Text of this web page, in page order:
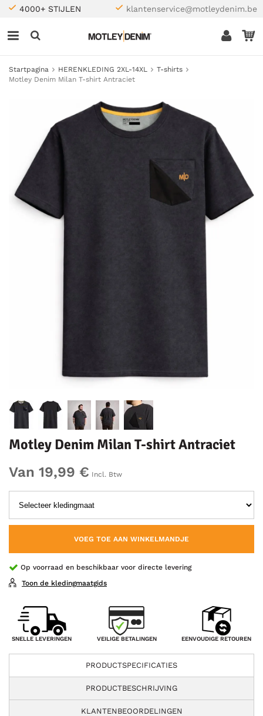
4000+ STIJLEN klantenservice@motleydenim.be
Startpagina HERENKLEDING 2XL-14XL
T-shirts
Motley Denim Milan T-shirt Antraciet
Motley Denim Milan T-shirt Antraciet
Van 19,99 € Incl. Btw
VOEG TOE AAN WINKELMANDJE
Op voorraad en beschikbaar voor directe levering
Toon de kledingmaatgids
SNELLE LEVERINGEN VEILIGE BETALINGEN EENVOUDIGE RETOUREN
PRODUCTSPECIFICATIES
PRODUCTBESCHRIJVING
KLANTENBEOORDELINGEN